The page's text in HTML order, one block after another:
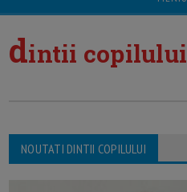
dintii copilului
NOUTATI DINTII COPILULUI